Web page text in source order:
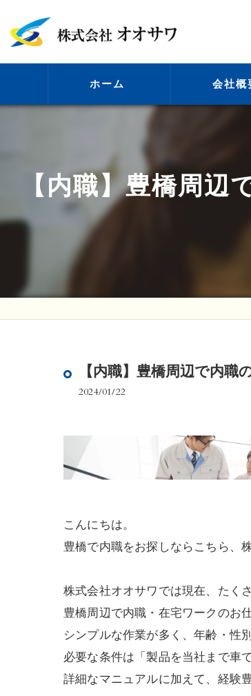
ホーム 会社概
ビジョン
【内職】豊橋周
【内職】豊橋周辺で内
2024/01/22
こんにちは。
豊橋で内職をお探しならこちら、
株式会社オオサワでは現在、たく
豊橋周辺で内職・在宅ワークのお
シンプルな作業が多く、年齢・性
必要な条件は「製品を当社まで車
詳細なマニュアルに加えて、経験